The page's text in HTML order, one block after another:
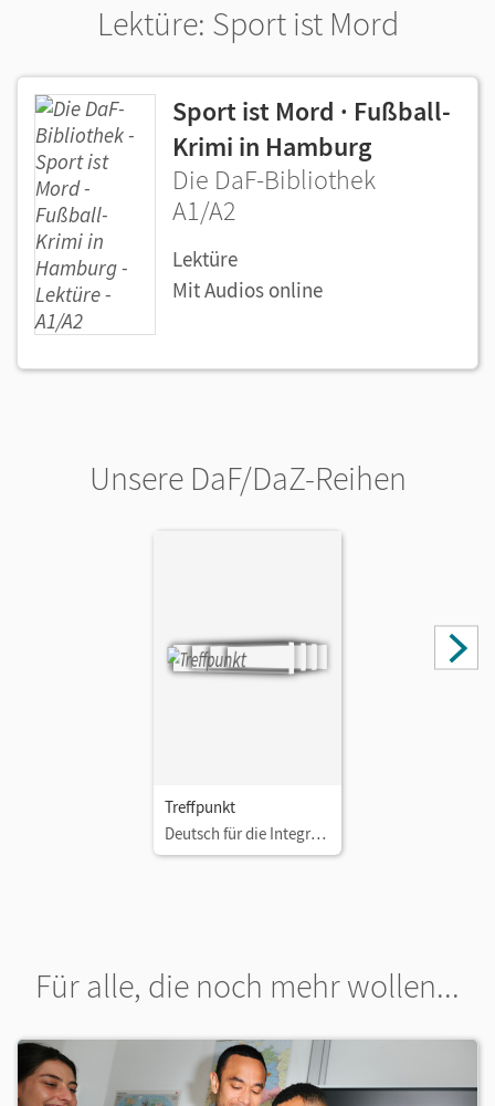
Lektüre: Sport ist Mord
Sport ist Mord · Fußball-
Krimi in Hamburg
Die DaF-Bibliothek
A1/A2
Lektüre
Mit Audios online
Unsere DaF/DaZ-Reihen
Treffpunkt
Deutsch für die Integration
Für alle, die noch mehr wollen...